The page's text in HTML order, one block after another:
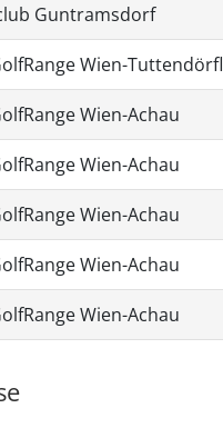
Guntramsdorf
Wien-Tuttendörfl
Wien-Achau
Wien-Achau
Wien-Achau
Wien-Achau
Wien-Achau